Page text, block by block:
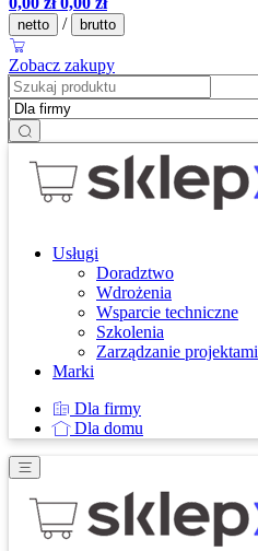
netto / brutto
Zobacz zakupy
Usługi
Doradztwo
Wdrożenia
Wsparcie techniczne
Szkolenia
Zarządzanie projektami
Marki
Dla firmy
Dla domu